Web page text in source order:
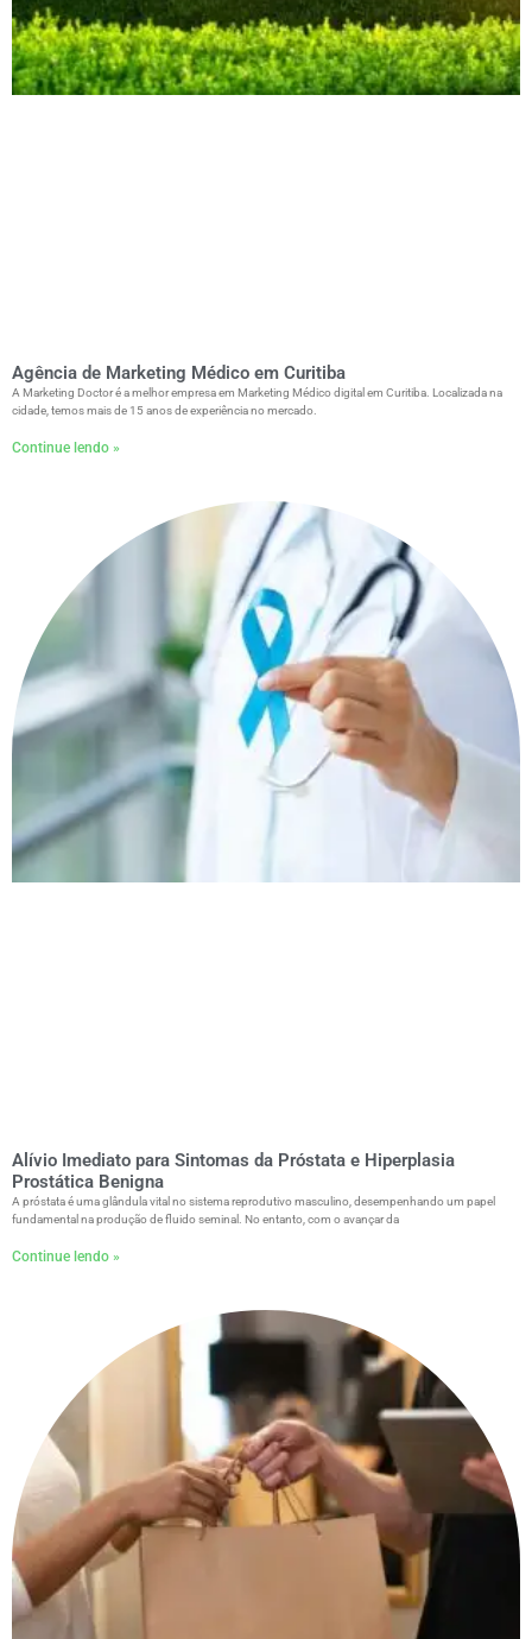
Agência de Marketing Médico em Curitiba
A Marketing Doctor é a melhor empresa em Marketing Médico digital em Curitiba. Localizada na
cidade, temos mais de 15 anos de experiência no mercado.
Continue lendo »
Alívio Imediato para Sintomas da Próstata e Hiperplasia
Prostática Benigna
A próstata é uma glândula vital no sistema reprodutivo masculino, desempenhando um papel
fundamental na produção de fluido seminal. No entanto, com o avançar da
Continue lendo »